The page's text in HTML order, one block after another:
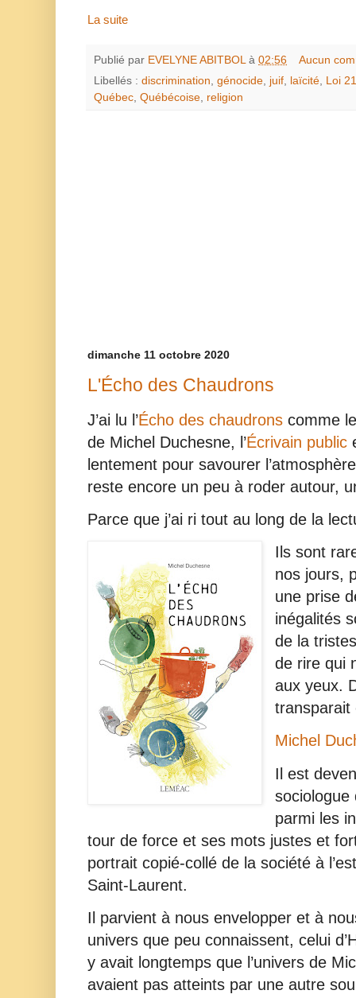
La suite
Publié par EVELYNE ABITBOL à 02:56
Aucun
Libellés : discrimination, génocide, juif, laïcité, Loi 21
Québec, Québécoise, religion
dimanche 11 octobre 2020
L'Écho des Chaudrons
J’ai lu l’Écho des chaudrons comme
de Michel Duchesne, l’Écrivain public
lentement pour savourer
reste encore un peu à roder autour,
Parce que j’ai ri tout au long de la
Ils sont
nos jours,
une prise
inégalités
de la
de rire qui
aux yeux.
Michel
Il est
sociologue
parmi les
tour de force et ses mots justes et
portrait copié-collé de la société à
Saint-Laurent.
Il parvient à nous envelopper et à
univers que peu connaissent, celui
y avait longtemps que l’univers de
avaient pas atteints par une autre